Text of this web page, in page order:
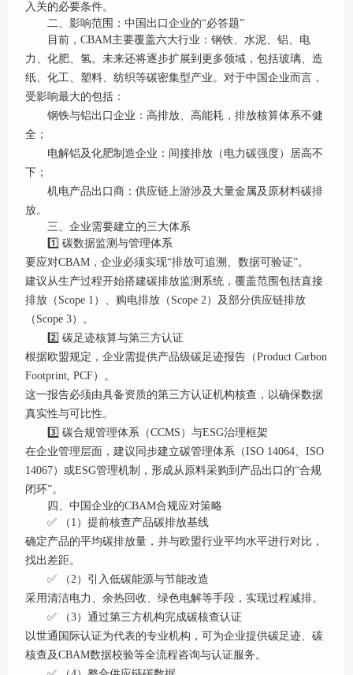
入关的必要条件。
二、影响范围：中国出口企业的“必答题”
目前，CBAM主要覆盖六大行业：钢铁、水泥、铝、电
力、化肥、氢。未来还将逐步扩展到更多领域，包括玻璃、造
纸、化工、塑料、纺织等碳密集型产业。对于中国企业而言，
受影响最大的包括：
钢铁与铝出口企业：高排放、高能耗，排放核算体系不健
全；
电解铝及化肥制造企业：间接排放（电力碳强度）居高不
下；
机电产品出口商：供应链上游涉及大量金属及原材料碳排
放。
三、企业需要建立的三大体系
1️⃣ 碳数据监测与管理体系
要应对CBAM，企业必须实现“排放可追溯、数据可验证”。
建议从生产过程开始搭建碳排放监测系统，覆盖范围包括直接
排放（Scope 1）、购电排放（Scope 2）及部分供应链排放
（Scope 3）。
2️⃣ 碳足迹核算与第三方认证
根据欧盟规定，企业需提供产品级碳足迹报告（Product Carbon
Footprint, PCF）。
这一报告必须由具备资质的第三方认证机构核查，以确保数据
真实性与可比性。
3️⃣ 碳合规管理体系（CCMS）与ESG治理框架
在企业管理层面，建议同步建立碳管理体系（ISO 14064、ISO
14067）或ESG管理机制，形成从原料采购到产品出口的“合规
闭环”。
四、中国企业的CBAM合规应对策略
✅ （1）提前核查产品碳排放基线
确定产品的平均碳排放量，并与欧盟行业平均水平进行对比，
找出差距。
✅ （2）引入低碳能源与节能改造
采用清洁电力、余热回收、绿色电解等手段，实现过程减排。
✅ （3）通过第三方机构完成碳核查认证
以世通国际认证为代表的专业机构，可为企业提供碳足迹、碳
核查及CBAM数据校验等全流程咨询与认证服务。